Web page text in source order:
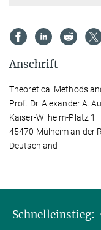
Anschrift
Theoretical Methods
Prof. Dr. Alexander A.
Kaiser-Wilhelm-Platz 1
45470 Mülheim an der
Deutschland
Schnelleinstieg: